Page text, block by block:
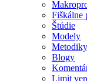
Fiškálne
Štúdie
Modely
Metodiky
Blogy
Limit